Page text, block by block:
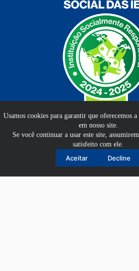
Usamos cookies para garantir que oferecemos
em nosso site.
Se você continuar a usar este site,
satisfeito com ele.
Aceitar Decline
Professor